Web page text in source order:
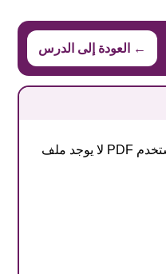
← العودة إلى الدرس